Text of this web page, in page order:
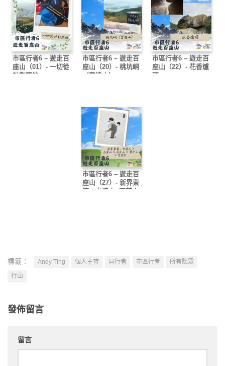
市區行者6 – 遊走百
座山（01）- 一切從
計劃開始
市區行者6 – 遊走百
座山（20）- 桃坑峒
（雷達山）
市區行者6 – 遊走百
座山（22）- 花香爐
頂
市區行者6 – 遊走百
座山（27）- 新界東
篇：女婆山>石芽山>
標籤： Andy Ting 個人主持 同行者 市區行者
所有聽眾
行山
發佈留言
留言